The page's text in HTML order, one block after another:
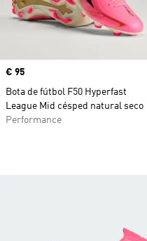
Precio
€ 95
Bota de fútbol F50 Hyperfast
League Mid césped natural seco
Performance